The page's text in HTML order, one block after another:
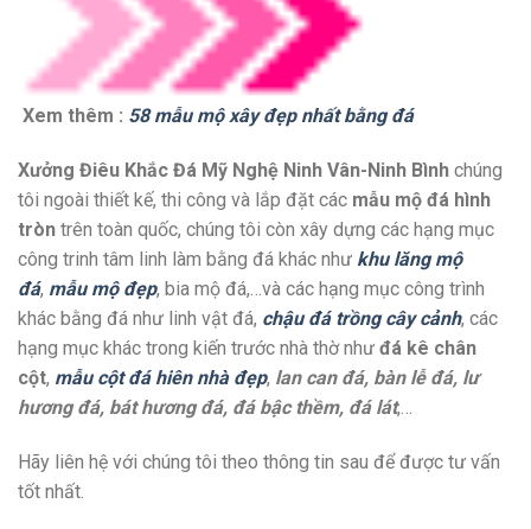
Xem thêm : 58 mẫu mộ xây đẹp nhất bằng đá
Xưởng Điêu Khắc Đá Mỹ Nghệ Ninh Vân-Ninh Bình chúng
tôi ngoài thiết kế, thi công và lắp đặt các mẫu mộ đá hình
tròn trên toàn quốc, chúng tôi còn xây dựng các hạng mục
công trinh tâm linh làm bằng đá khác như khu lăng mộ
đá, mẫu mộ đẹp, bia mộ đá,…và các hạng mục công trình
khác bằng đá như linh vật đá, chậu đá trồng cây cảnh, các
hạng mục khác trong kiến trước nhà thờ như đá kê chân
cột, mẫu cột đá hiên nhà đẹp, lan can đá, bàn lễ đá, lư
hương đá, bát hương đá, đá bậc thềm, đá lát,…
Hãy liên hệ với chúng tôi theo thông tin sau để được tư vấn
tốt nhất.